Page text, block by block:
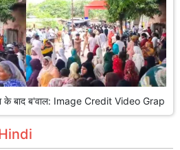
के बाद ब'वाल: Image Credit Video Grap